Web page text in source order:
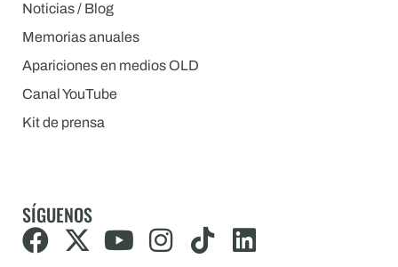
Noticias / Blog
Memorias anuales
Apariciones en medios OLD
Canal YouTube
Kit de prensa
SÍGUENOS
F X Y I T L